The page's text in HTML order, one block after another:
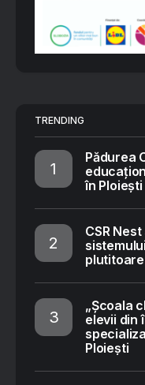
TRENDING
Pădurea
în
CSR
„Școala
elevii din
Ploiești